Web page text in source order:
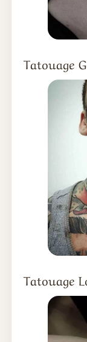
Tatouage
Tatouage